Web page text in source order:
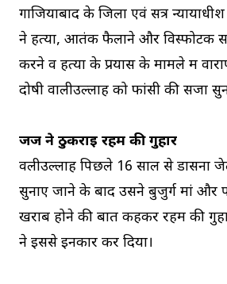
गाजियाबाद के जिला एवं सत्र न्यायाधीश
ने हत्या, आतंक फैलाने और विस्फोटक
करने व हत्या के प्रयास के मामले में
दोषी वालीउल्लाह को फांसी की सजा
जज ने ठुकराई रहम की गुहार
वलीउल्लाह पिछले 16 साल से डासना
सुनाए जाने के बाद उसने बुजुर्ग मां और
खराब होने की बात कहकर रहम की
ने इससे इनकार कर दिया।